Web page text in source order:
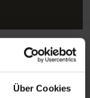
Über Cookies